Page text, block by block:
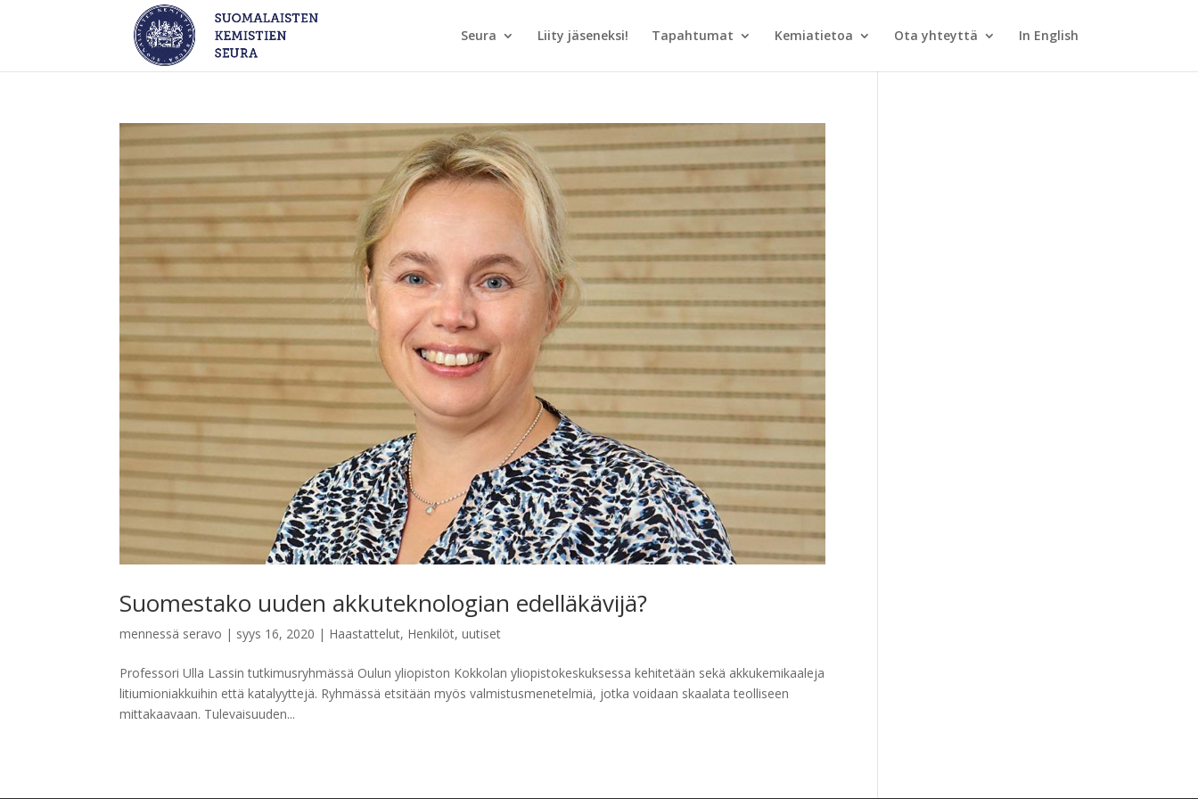
Seura Liity jäseneksi! Tapahtumat Kemiatietoa Ota yhteyttä In English
Suomestako uuden akkuteknologian edelläkävijä?
mennessä seravo | syys 16, 2020 | Haastattelut, Henkilöt,uutiset
Professori Ulla Lassin tutkimusryhmässä Oulun yliopiston Kokkolan yliopistokeskuksessa kehitetään sekä akkukemikaaleja
litiumioniakkuihin että katalyyttejä. Ryhmässä etsitään myös valmistusmenetelmiä, jotka voidaan skaalata teolliseen
mittakaavaan. Tulevaisuuden...